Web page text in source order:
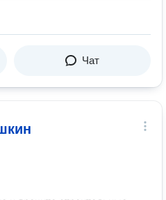
Чат